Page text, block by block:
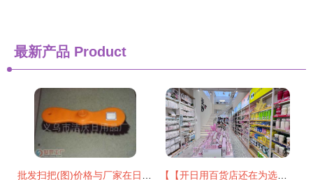
最新产品 Product